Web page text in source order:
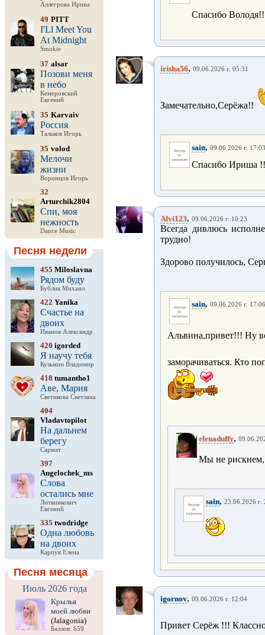
Аллегрова Ирина
49 PITT
I'Ll Meet You
At Midnight
Smokie
37 alsar
Позови меня
в небо
Кемеровский
Евгений
35 Karvaiv
Россия
Тальков Игорь
35 volod
Мелочи
жизни
Воронцов Игорь
32
Arturchik2804
Спи, моя
нежность
Dance Music
Песня недели
455 Miloslavna
Рядом буду
Бублик Михаил
422 Yanika
Счастье на
двоих
Иванов Александр
420 igorded
Я научу тебя
Кузьмин Владимир
418 tumantho1
Аве, Мария
Светикова Светлана
404
Vladavtopilot
На дальнем
берегу
Сармат
397
Angelochek_ms
Слова
остались мне
Литвинкович
Евгений
335 twodridge
Одна любовь
на двоих
Карпук Елена
Песня месяца
Июль 2026 года
Крылья
моей любви
(Jalagonia)
Баллов: 659
Спасибо
irisha56, 09.06.2026 г. 05:31
Замечательно,Серёжа!!
sain, 09.06.2026 г. 17:03
Спасибо Ириша
Alvi123, 09.06.2026 г. 10:23
Всегда дивлюсь
трудно!
Здорово получилось,
sain, 09.06.2026 г. 17:06
Альвина,привет!!! Ну
заморачиваться. Кто
elenaduffy,
Мы не рискнем,
sain, 23.06.2026 г.
igornov, 09.06.2026 г. 12:04
Привет Серёж !!!